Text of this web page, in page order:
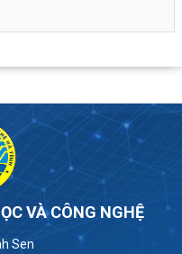
VÀ CÔNG NGHỆ
Sen